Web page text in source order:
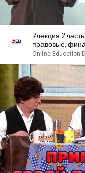
7лекция 2
правовые,
аспекты
Online Education